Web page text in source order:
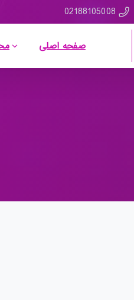
02188105008
صفحه اصلی